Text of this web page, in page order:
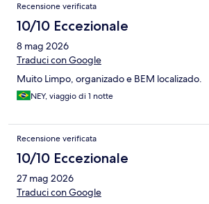
Recensione verificata
10/10 Eccezionale
8 mag 2026
Traduci con Google
Muito Limpo, organizado e BEM localizado.
NEY, viaggio di 1 notte
Recensione verificata
10/10 Eccezionale
27 mag 2026
Traduci con Google